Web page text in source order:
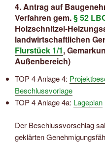
4. Antrag auf
Verfahren gem.§ 52
Holzschnitzel-
landwirtschaftlichen
Flurstück 1/1,
Außenbereich)
TOP 4 Anlage 4:
Beschlussvorlage
TOP 4 Anlage 4a: Lageplan
Der Beschlussvorschlag
geklärten